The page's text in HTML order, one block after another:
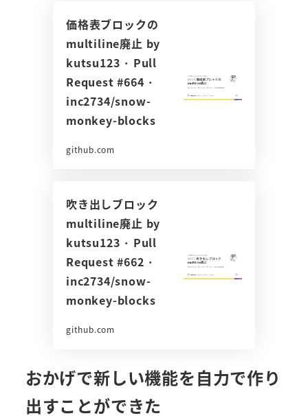
価格表ブロックの
multiline廃止 by
kutsu123 · Pull
Request #664 ·
inc2734/snow-
monkey-blocks
github.com
吹き出しブロック
multiline廃止 by
kutsu123 · Pull
Request #662 ·
inc2734/snow-
monkey-blocks
github.com
おかげで新しい機能を自力で作り
出すことができた